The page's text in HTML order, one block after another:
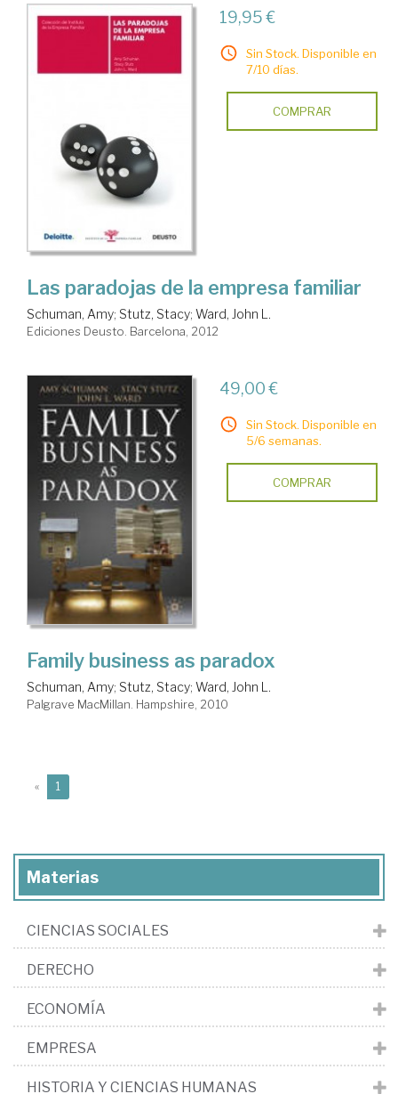
19,95 €
Sin Stock. Disponible en
7/10 días.
COMPRAR
Las paradojas de la empresa familiar
Schuman, Amy; Stutz, Stacy; Ward, John L.
Ediciones Deusto. Barcelona, 2012
49,00 €
Sin Stock. Disponible en
5/6 semanas.
COMPRAR
Family business as paradox
Schuman, Amy; Stutz, Stacy; Ward, John L.
Palgrave MacMillan. Hampshire, 2010
« 1
Materias
CIENCIAS SOCIALES
DERECHO
ECONOMÍA
EMPRESA
HISTORIA Y CIENCIAS HUMANAS